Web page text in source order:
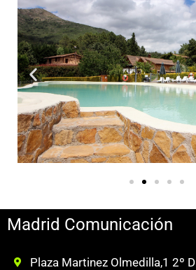
Madrid Comunicación
Plaza Martinez Olmedilla,1 2º D